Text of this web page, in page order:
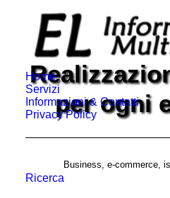
Home
Servizi
Informazioni & Contatti
Privacy Policy
Ricerca
per ogni
Business, e-commerce,